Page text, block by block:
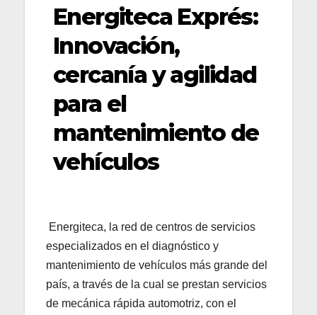
Energiteca Exprés:
Innovación,
cercanía y agilidad
para el
mantenimiento de
vehículos
Energiteca, la red de centros de servicios
especializados en el diagnóstico y
mantenimiento de vehículos más grande del
país, a través de la cual se prestan servicios
de mecánica rápida automotriz, con el